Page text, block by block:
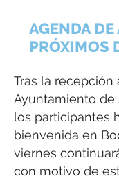
AGENDA
PRÓXIMOS
Tras la recepción
Ayuntamiento de
los participantes
bienvenida en
viernes
con motivo de